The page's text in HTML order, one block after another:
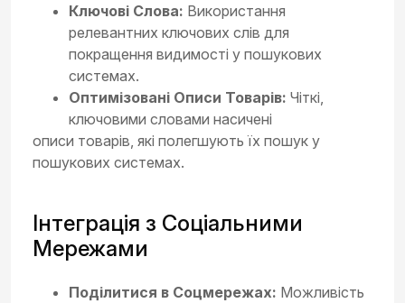
Ключові Слова: Використання
релевантних ключових слів для
покращення видимості у пошукових
системах.
Оптимізовані Описи Товарів: Чіткі,
ключовими словами насичені
описи товарів, які полегшують їх пошук у
пошукових системах.
Інтеграція з Соціальними
Мережами
Поділитися в Соцмережах: Можливість